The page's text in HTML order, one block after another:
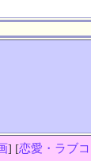
] [恋愛・ラブコ